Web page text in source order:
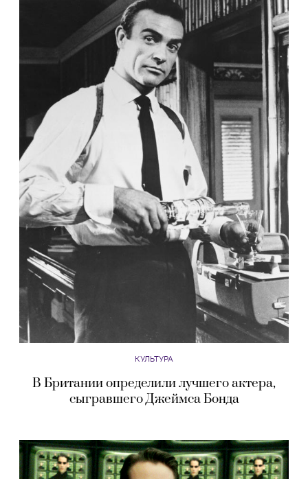
КУЛЬТУРА
В Британии определили лучшего актера,
сыгравшего Джеймса Бонда